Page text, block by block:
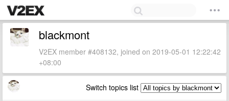
blackmont
V2EX member #408132, joined on 2019-05-01 12:22:42
+08:00
Switch topics list